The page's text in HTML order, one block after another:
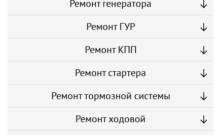
Ремонт генератора
Ремонт ГУР
Ремонт КПП
Ремонт стартера
Ремонт тормозной системы
Ремонт ходовой